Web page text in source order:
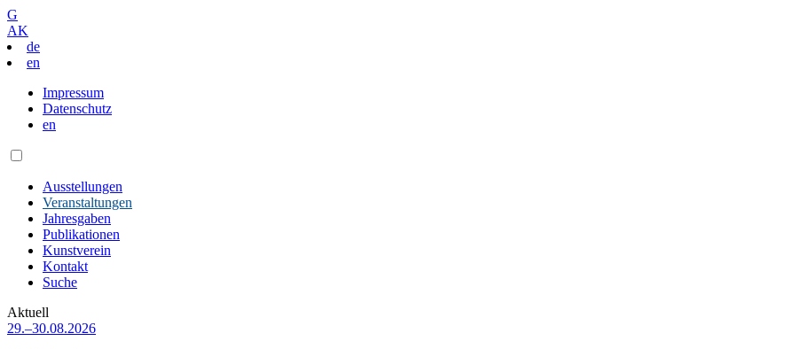
G
AK
de
en
Impressum
Datenschutz
en
Ausstellungen
Veranstaltungen
Jahresgaben
Publikationen
Kunstverein
Kontakt
Suche
Aktuell
29.–30.08.2026